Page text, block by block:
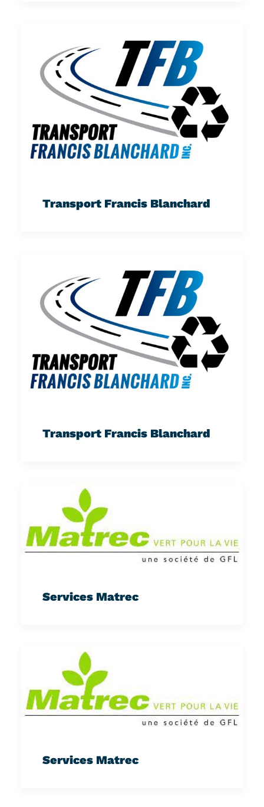
Transport Francis Blanchard
Transport Francis Blanchard
Services Matrec
Services Matrec